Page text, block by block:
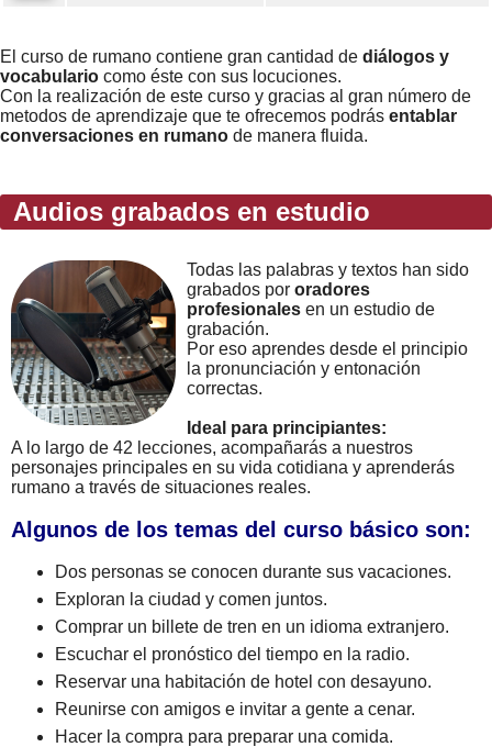
El curso de rumano contiene gran cantidad de diálogos y
vocabulario como éste con sus locuciones.
Con la realización de este curso y gracias al gran número de
metodos de aprendizaje que te ofrecemos podrás entablar
conversaciones en rumano de manera fluida.
Audios grabados en estudio
Todas las palabras y textos han sido
grabados por oradores
profesionales en un estudio de
grabación.
Por eso aprendes desde el principio
la pronunciación y entonación
correctas.
Ideal para principiantes:
A lo largo de 42 lecciones, acompañarás a nuestros
personajes principales en su vida cotidiana y aprenderás
rumano a través de situaciones reales.
Algunos de los temas del curso básico son:
Dos personas se conocen durante sus vacaciones.
Exploran la ciudad y comen juntos.
Comprar un billete de tren en un idioma extranjero.
Escuchar el pronóstico del tiempo en la radio.
Reservar una habitación de hotel con desayuno.
Reunirse con amigos e invitar a gente a cenar.
Hacer la compra para preparar una comida.